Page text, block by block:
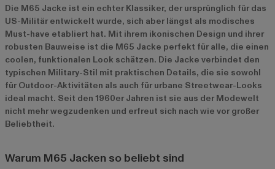
Die M65 Jacke ist ein echter Klassiker, der ursprünglich für das
US-Militär entwickelt wurde, sich aber längst als modisches
Must-have etabliert hat. Mit ihrem ikonischen Design und ihrer
robusten Bauweise ist die M65 Jacke perfekt für alle, die einen
coolen, funktionalen Look schätzen. Die Jacke verbindet den
typischen Military-Stil mit praktischen Details, die sie sowohl
für Outdoor-Aktivitäten als auch für urbane Streetwear-Looks
ideal macht. Seit den 1960er Jahren ist sie aus der Modewelt
nicht mehr wegzudenken und erfreut sich nach wie vor großer
Beliebtheit.
Warum M65 Jacken so beliebt sind